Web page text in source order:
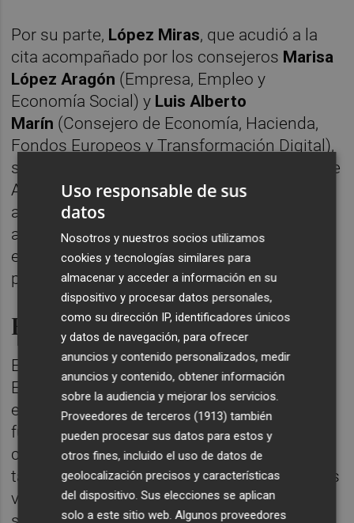
Por su parte, López Miras, que acudió a la
cita acompañado por los consejeros Marisa
López Aragón (Empresa, Empleo y
Economía Social) y Luis Alberto
Marín (Consejero de Economía, Hacienda,
Fondos Europeos y Transformación Digital),
se sometió a las preguntas de la directora de
APD en la Región,Raquel Moreno
a respondió las cuestiones del público
asistente, la mayoría directivos y
empresarios, además del presidente de la
patronal,Miguel López Abad.
El talento, por delante de la IA
El mandatario murciano abogó por una
España que "cuide el talento y respete el
esfuerzo de sus empresas" y disertó que el
futuro de los territorios depende de su
capacidad para "atraer, cuidar y retener
talento". A su juicio, "las sociedades que más
van a prosperar en los próximos años no
Uso responsable de sus
datos
Nosotros y nuestros socios utilizamos
cookies y tecnologías similares para
almacenar y acceder a información en su
dispositivo y procesar datos personales,
como su dirección IP, identificadores únicos
y datos de navegación, para ofrecer
anuncios y contenido personalizados, medir
anuncios y contenido, obtener información
sobre la audiencia y mejorar los servicios.
Proveedores de terceros (1913) también
pueden procesar sus datos para estos y
otros fines, incluido el uso de datos de
geolocalización precisos y características
del dispositivo. Sus elecciones se aplican
solo a este sitio web. Algunos proveedores